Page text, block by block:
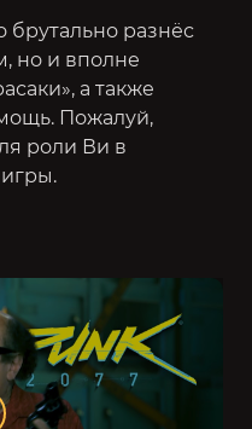
брутально разнёс
но и вполне
а также
Пожалуй,
роли Ви в